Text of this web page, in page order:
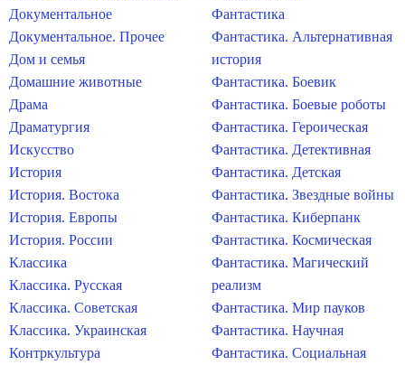
Документальное
Документальное. Прочее
Дом и семья
Домашние животные
Драма
Драматургия
Искусство
История
История. Востока
История. Европы
История. России
Классика
Классика. Русская
Классика. Советская
Классика. Украинская
Контркультура
Фантастика
Фантастика. Альтернативная
история
Фантастика. Боевик
Фантастика. Боевые роботы
Фантастика. Героическая
Фантастика. Детективная
Фантастика. Детская
Фантастика. Звездные войны
Фантастика. Киберпанк
Фантастика. Космическая
Фантастика. Магический
реализм
Фантастика. Мир пауков
Фантастика. Научная
Фантастика. Социальная